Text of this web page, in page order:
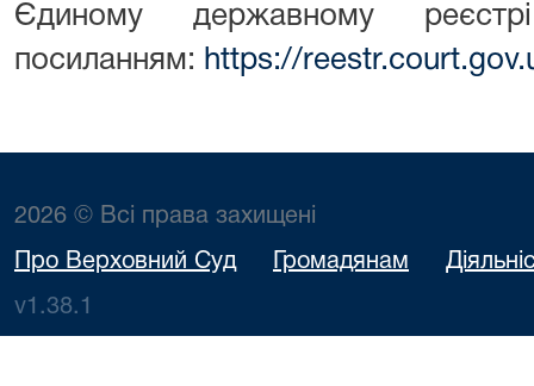
Єдиному державному
посиланням: https://
2026 © Всі права захищені
Про Верховний Суд Громадянам
v1.38.1